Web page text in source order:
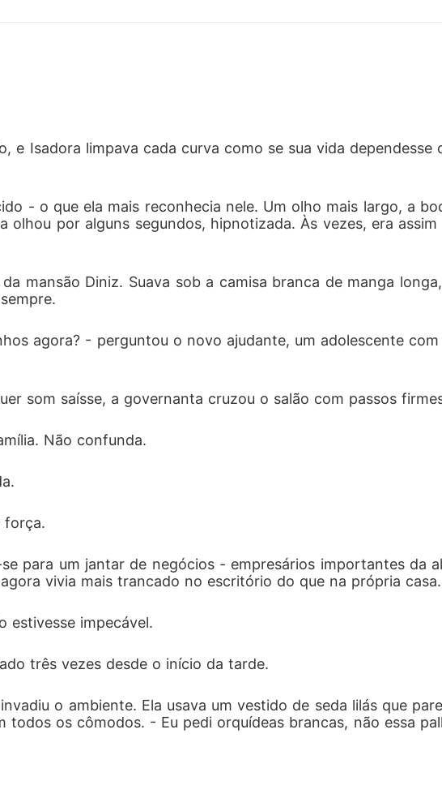
do meu primo? Pois então, queime com meu nome no
Isadora limpava cada curva como se sua vida dependesse
- o que ela mais reconhecia nele. Um olho mais largo, a
por alguns segundos, hipnotizada. Às vezes, era
mansão Diniz. Suava sob a camisa branca de manga
agora? - perguntou o novo ajudante, um adolescente
som saísse, a governanta cruzou o salão com passos
Não confunda.
força.
para um jantar de negócios - empresários importantes da
vivia mais trancado no escritório do que na própria casa.
estivesse impecável.
três vezes desde o início da tarde.
o ambiente. Ela usava um vestido de seda lilás que
os cômodos. - Eu pedi orquídeas brancas, não essa